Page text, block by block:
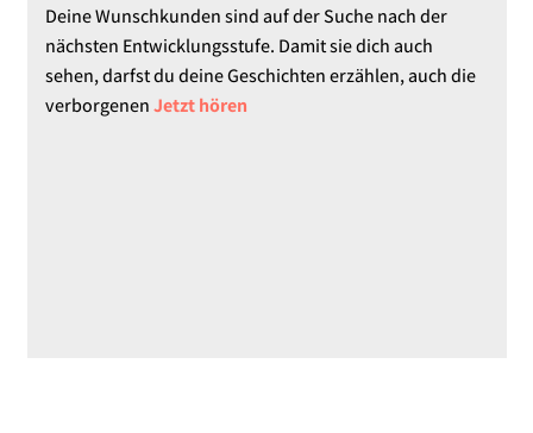
Deine Wunschkunden sind auf der Suche nach der
nächsten Entwicklungsstufe. Damit sie dich auch
sehen, darfst du deine Geschichten erzählen, auch die
verborgenenJetzt hören